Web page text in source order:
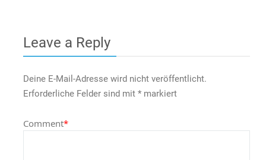
Leave a Reply
Deine E-Mail-Adresse wird nicht veröffentlicht.
Erforderliche Felder sind mit * markiert
Comment*